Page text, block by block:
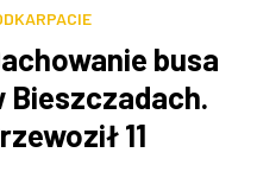
busa
Bieszczadach.
11